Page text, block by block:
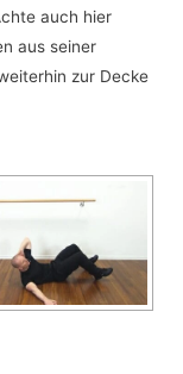
auch hier
aus seiner
zur Decke